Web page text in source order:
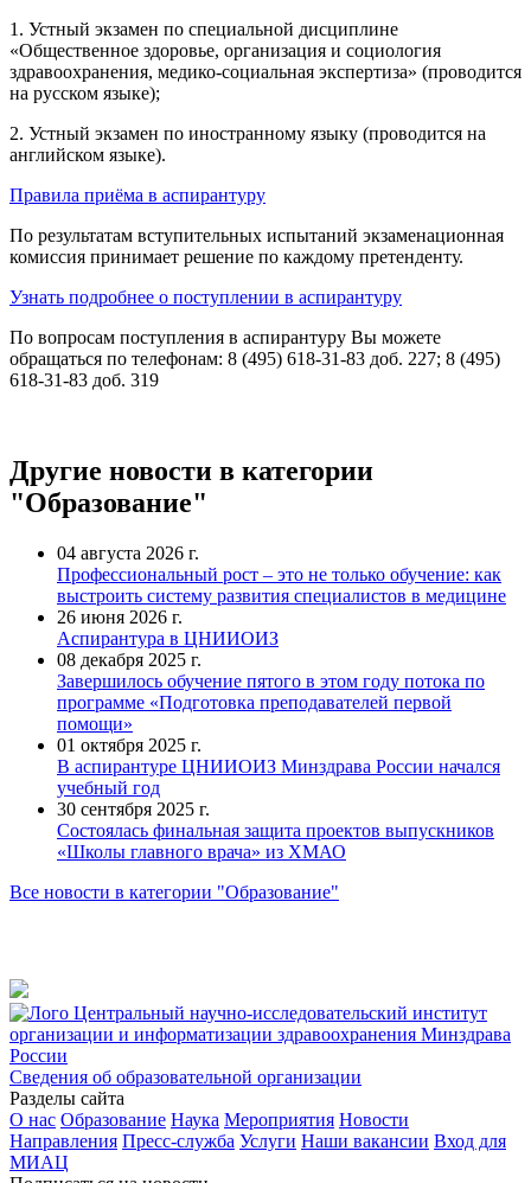
1. Устный экзамен по специальной дисциплине
«Общественное здоровье, организация и социология
здравоохранения, медико-социальная экспертиза» (проводится
на русском языке);
2. Устный экзамен по иностранному языку (проводится на
английском языке).
Правила приёма в аспирантуру
По результатам вступительных испытаний экзаменационная
комиссия принимает решение по каждому претенденту.
Узнать подробнее о поступлении в аспирантуру
По вопросам поступления в аспирантуру Вы можете
обращаться по телефонам: 8 (495) 618-31-83 доб. 227; 8 (495)
618-31-83 доб. 319
Другие новости в категории
"Образование"
04 августа 2026 г.
Профессиональный рост – это не только обучение: как
выстроить систему развития специалистов в медицине
26 июня 2026 г.
Аспирантура в ЦНИИОИЗ
08 декабря 2025 г.
Завершилось обучение пятого в этом году потока по
программе «Подготовка преподавателей первой
помощи»
01 октября 2025 г.
В аспирантуре ЦНИИОИЗ Минздрава России начался
учебный год
30 сентября 2025 г.
Состоялась финальная защита проектов выпускников
«Школы главного врача» из ХМАО
Все новости в категории "Образование"
Центральный научно-исследовательский институт
организации и информатизации здравоохранения Минздрава
России
Сведения об образовательной организации
Разделы сайта
О нас Образование Наука Мероприятия Новости
Направления Пресс-служба Услуги Наши вакансии Вход для
МИАЦ